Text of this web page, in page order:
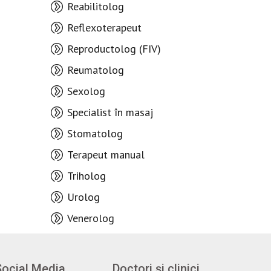
Reabilitolog
Reflexoterapeut
Reproductolog (FIV)
Reumatolog
Sexolog
Specialist în masaj
Stomatolog
Terapeut manual
Triholog
Urolog
Venerolog